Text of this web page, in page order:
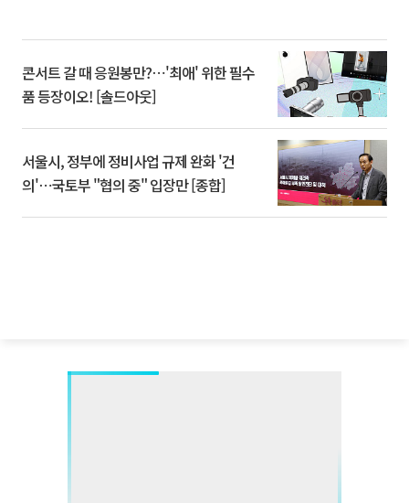
콘서트 갈 때 응원봉만?⋯'최애' 위한 필수
품 등장이오! [솔드아웃]
서울시, 정부에 정비사업 규제 완화 '건
의'⋯국토부 "협의 중" 입장만 [종합]